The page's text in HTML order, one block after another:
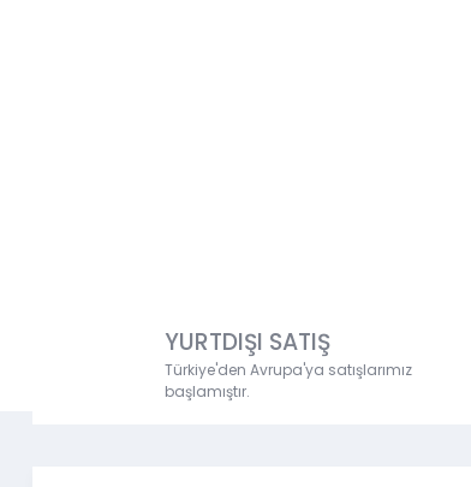
YURTDIŞI SATIŞ
Türkiye'den Avrupa'ya satışlarımız
başlamıştır.